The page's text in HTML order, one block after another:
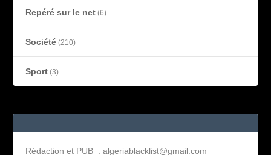
Repéré sur le net (6)
Société (210)
Sport (3)
Rédaction et PUB : algeriablacklist@gmail.com